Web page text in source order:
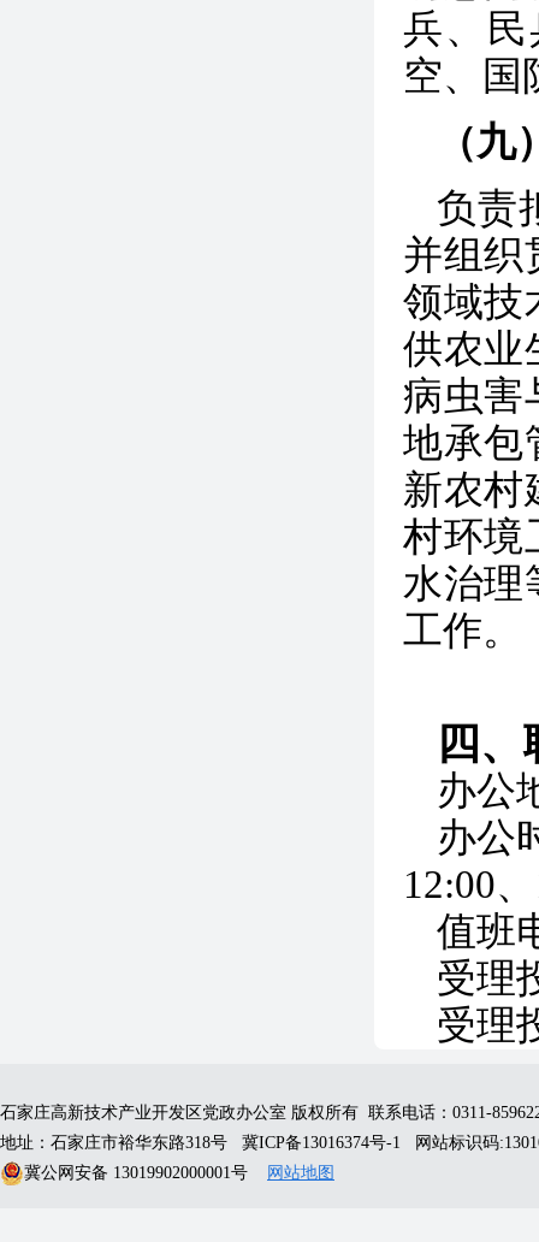
兵、
空、国
（
负责
并组织
领域技
供农业
病虫害
地承包
新农村
村环境
水治理
工作。
四
办公
办公
12:00
值班
受理
受理